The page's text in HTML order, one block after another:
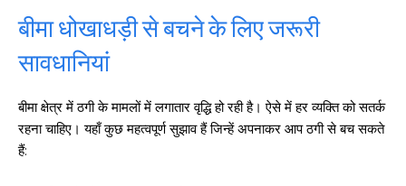
बीमा धोखाधड़ी से बचने के लिए जरूरी
सावधानियां
बीमा क्षेत्र में ठगी के मामलों में लगातार वृद्धि हो रही है। ऐसे में हर व्यक्ति को सतर्क
रहना चाहिए। यहाँ कुछ महत्वपूर्ण सुझाव हैं जिन्हें अपनाकर आप ठगी से बच सकते
हैं: